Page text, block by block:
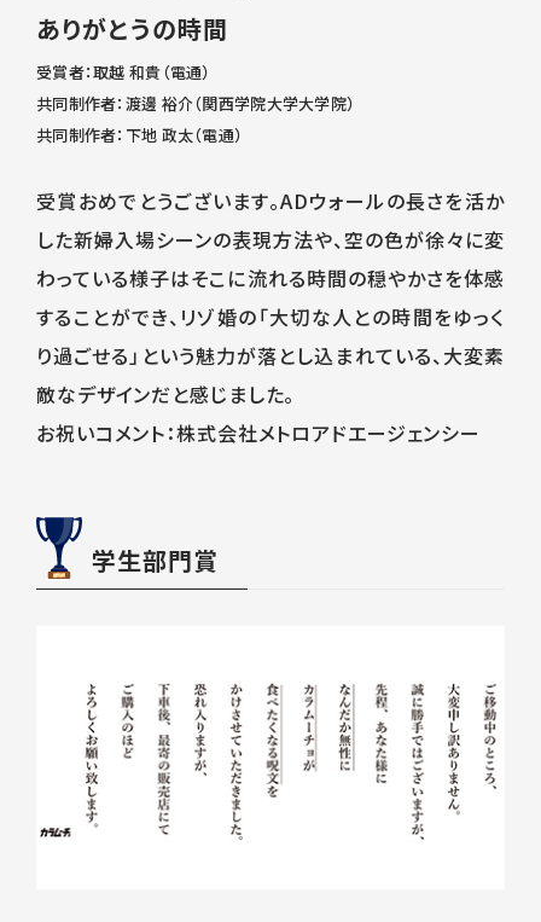
ありがとうの時間
受賞者：取越 和貴（電通）
共同制作者：渡邊 裕介（関西学院大学大学院）
共同制作者：下地 政太（電通）
受賞おめでとうございます。ADウォールの長さを活か
した新婦入場シーンの表現方法や、空の色が徐々に変
わっている様子はそこに流れる時間の穏やかさを体感
することができ、リゾ婚の「大切な人との時間をゆっく
り過ごせる」という魅力が落とし込まれている、大変素
敵なデザインだと感じました。
お祝いコメント：株式会社メトロアドエージェンシー
学生部門賞